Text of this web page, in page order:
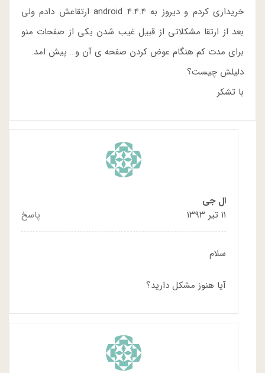
خریداری کردم و دیروز به android 4.4.4 ارتقاعش دادم ولی
بعد از ارتقا مشکلاتی از قبیل غیب شدن یکی از صفحات منو
برای مدت کم هنگام عوض کردن صفحه ی آن و… پیش امد.
دلیلش چیست؟
با تشکر
ال جی
۱۱ تیر ۱۳۹۳
پاسخ
سلام
آیا هنوز مشکل دارید؟